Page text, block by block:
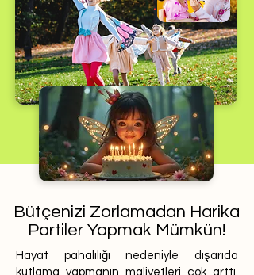
Bütçenizi Zorlamadan Harika
Partiler Yapmak Mümkün!
Hayat pahalılığı nedeniyle dışarıda
kutlama yapmanın maliyetleri çok arttı.